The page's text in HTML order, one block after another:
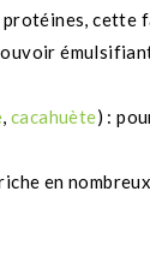
cette
,cacahuète) :
en